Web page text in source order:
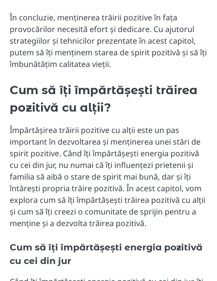
În concluzie, menținerea trăirii pozitive în fața
provocărilor necesită efort și dedicare. Cu ajutorul
strategiilor și tehnicilor prezentate în acest capitol,
putem să îți menținem starea de spirit pozitivă și să îți
îmbunătățim calitatea vieții.
Cum să îți împărtășești trăirea
pozitivă cu alții?
Împărtășirea trăirii pozitive cu alții este un pas
important în dezvoltarea și menținerea unei stări de
spirit pozitive. Când îți împărtășești energia pozitivă
cu cei din jur, nu numai că îți influențezi prietenii și
familia să aibă o stare de spirit mai bună, dar și îți
întărești propria trăire pozitivă. În acest capitol, vom
explora cum să îți împărtășești trăirea pozitivă cu alții
și cum să îți creezi o comunitate de sprijin pentru a
menține și a dezvolta trăirea pozitivă.
Cum să îți împărtășești energia pozitivă
cu cei din jur